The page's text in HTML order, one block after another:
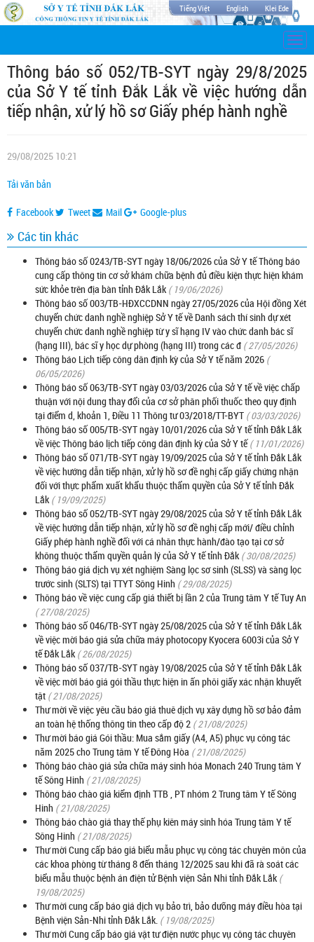
Tiếng Việt English Klei Ede
Thông báo số 052/TB-SYT ngày 29/8/2025
của Sở Y tế tỉnh Đắk Lắk về việc hướng dẫn
tiếp nhận, xử lý hồ sơ Giấy phép hành nghề
29/08/2025 10:21
Tải văn bản
Facebook Tweet Mail Google-plus
Các tin khác
Thông báo số 0243/TB-SYT ngày 18/06/2026 của Sở Y tế Thông báo
cung cấp thông tin cơ sở khám chữa bệnh đủ điều kiện thực hiện khám
sức khỏe trên địa bàn tỉnh Đắk Lắk ( 19/06/2026)
Thông báo số 003/TB-HĐXCCDNN ngày 27/05/2026 của Hội đồng Xét
chuyển chức danh nghề nghiệp Sở Y tế về Danh sách thí sinh dự xét
chuyển chức danh nghề nghiệp từ y sĩ hạng IV vào chức danh bác sĩ
(hạng III), bác sĩ y học dự phòng (hạng III) trong các đ ( 27/05/2026)
Thông báo Lịch tiếp công dân định kỳ của Sở Y tế năm 2026 (
06/05/2026)
Thông báo số 063/TB-SYT ngày 03/03/2026 của Sở Y tế về việc chấp
thuận với nội dung thay đổi của cơ sở phân phối thuốc theo quy định
tại điểm d, khoản 1, Điều 11 Thông tư 03/2018/TT-BYT ( 03/03/2026)
Thông báo số 005/TB-SYT ngày 10/01/2026 của Sở Y tế tỉnh Đắk Lắk
về việc Thông báo lịch tiếp công dân định kỳ của Sở Y tế ( 11/01/2026)
Thông báo số 071/TB-SYT ngày 19/09/2025 của Sở Y tế tỉnh Đắk Lắk
về việc hướng dẫn tiếp nhận, xử lý hồ sơ đề nghị cấp giấy chứng nhận
đối với thực phẩm xuất khẩu thuộc thẩm quyền của Sở Y tế tỉnh Đắk
Lắk ( 19/09/2025)
Thông báo số 052/TB-SYT ngày 29/08/2025 của Sở Y tế tỉnh Đắk Lắk
về việc hướng dẫn tiếp nhận, xử lý hồ sơ đề nghị cấp mới/ điều chỉnh
Giấy phép hành nghề đối với cá nhân thực hành/đào tạo tại cơ sở
không thuộc thẩm quyền quản lý của Sở Y tế tỉnh Đắk ( 30/08/2025)
Thông báo giá dịch vụ xét nghiệm Sàng lọc sơ sinh (SLSS) và sàng lọc
trước sinh (SLTS) tại TTYT Sông Hinh ( 29/08/2025)
Thông báo về việc cung cấp giá thiết bị lần 2 của Trung tâm Y tế Tuy An
( 27/08/2025)
Thông báo số 046/TB-SYT ngày 25/08/2025 của Sở Y tế tỉnh Đắk Lắk
về việc mời báo giá sửa chữa máy photocopy Kyocera 6003i của Sở Y
tế Đắk Lắk ( 26/08/2025)
Thông báo số 037/TB-SYT ngày 19/08/2025 của Sở Y tế tỉnh Đắk Lắk
về việc mời báo giá gói thầu thực hiện in ấn phôi giấy xác nhận khuyết
tật ( 21/08/2025)
Thư mời về việc yêu cầu báo giá thuê dịch vụ xây dựng hồ sơ bảo đảm
an toàn hệ thống thông tin theo cấp độ 2 ( 21/08/2025)
Thư mời báo giá Gói thầu: Mua sắm giấy (A4, A5) phục vụ công tác
năm 2025 cho Trung tâm Y tế Đông Hòa ( 21/08/2025)
Thông báo chào giá sửa chữa máy sinh hóa Monach 240 Trung tâm Y
tế Sông Hinh ( 21/08/2025)
Thông báo chào giá kiểm định TTB , PT nhóm 2 Trung tâm Y tế Sông
Hinh ( 21/08/2025)
Thông báo chào giá thay thế phụ kiên máy sinh hóa Trung tâm Y tế
Sông Hinh ( 21/08/2025)
Thư mời Cung cấp báo giá biểu mẫu phục vụ công tác chuyên môn của
các khoa phòng từ tháng 8 đến tháng 12/2025 sau khi đã rà soát các
biểu mẫu thuộc bệnh án điện tử Bệnh viện Sản Nhi tỉnh Đắk Lắk (
19/08/2025)
Thư mời cung cấp báo giá dịch vụ bảo trì, bảo dưỡng máy điều hòa tại
Bệnh viện Sản-Nhi tỉnh Đắk Lắk. ( 19/08/2025)
Thư mời Cung cấp báo giá vật tư điện nước phục vụ công tác chuyên